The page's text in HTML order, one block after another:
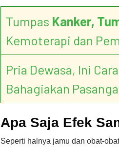
Tumpas Kanker,
Kemoterapi dan
Pria Dewasa, Ini
Bahagiakan
Apa Saja Efek
Seperti halnya jamu dan obat-